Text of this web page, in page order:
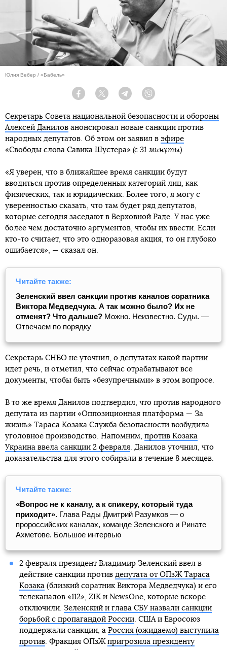
Юлия Вебер / «Бабель»
Facebook Twitter Telegram
Секретарь Совета национальной безопасности и обороны
Алексей Данилов анонсировал новые санкции против
народных депутатов. Об этом он заявил в эфире
«Свободы слова Савика Шустера» (с 31 минуты).
«Я уверен, что в ближайшее время санкции будут
вводиться против определенных категорий лиц, как
физических, так и юридических. Более того, я могу с
уверенностью сказать, что там будет ряд депутатов,
которые сегодня заседают в Верховной Раде. У нас уже
более чем достаточно аргументов, чтобы их ввести. Если
кто-то считает, что это одноразовая акция, то он глубоко
ошибается», — сказал он.
Читайте также:
Зеленский ввел санкции против каналов соратника
Виктора Медведчука. А так можно было? Их не
отменят? Что дальше? Можно. Неизвестно. Суды. —
Отвечаем по порядку
Секретарь СНБО не уточнил, о депутатах какой партии
идет речь, и отметил, что сейчас отрабатывают все
документы, чтобы быть «безупречными» в этом вопросе.
В то же время Данилов подтвердил, что против народного
депутата из партии «Оппозиционная платформа — За
жизнь» Тараса Козака Служба безопасности возбудила
уголовное производство. Напомним, против Козака
Украина ввела санкции 2 февраля. Данилов уточнил, что
доказательства для этого собирали в течение 8 месяцев.
Читайте также:
«Вопрос не к каналу, а к спикеру, который туда
приходит». Глава Рады Дмитрий Разумков — о
пророссийских каналах, команде Зеленского и Ринате
Ахметове. Большое интервью
2 февраля президент Владимир Зеленский ввел в
действие санкции против депутата от ОПзЖ Тараса
Козака(близкий соратник Виктора Медведчука) и его
телеканалов «112», ZIK и NewsOne, которые вскоре
отключили. Зеленский и глава СБУ назвали санкции
борьбой с пропагандой России. США и Евросоюз
поддержали санкции, а Россия (ожидаемо) выступила
против. Фракция ОПзЖ пригрозила президенту